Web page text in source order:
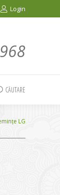
Login
CĂUTARE
LG